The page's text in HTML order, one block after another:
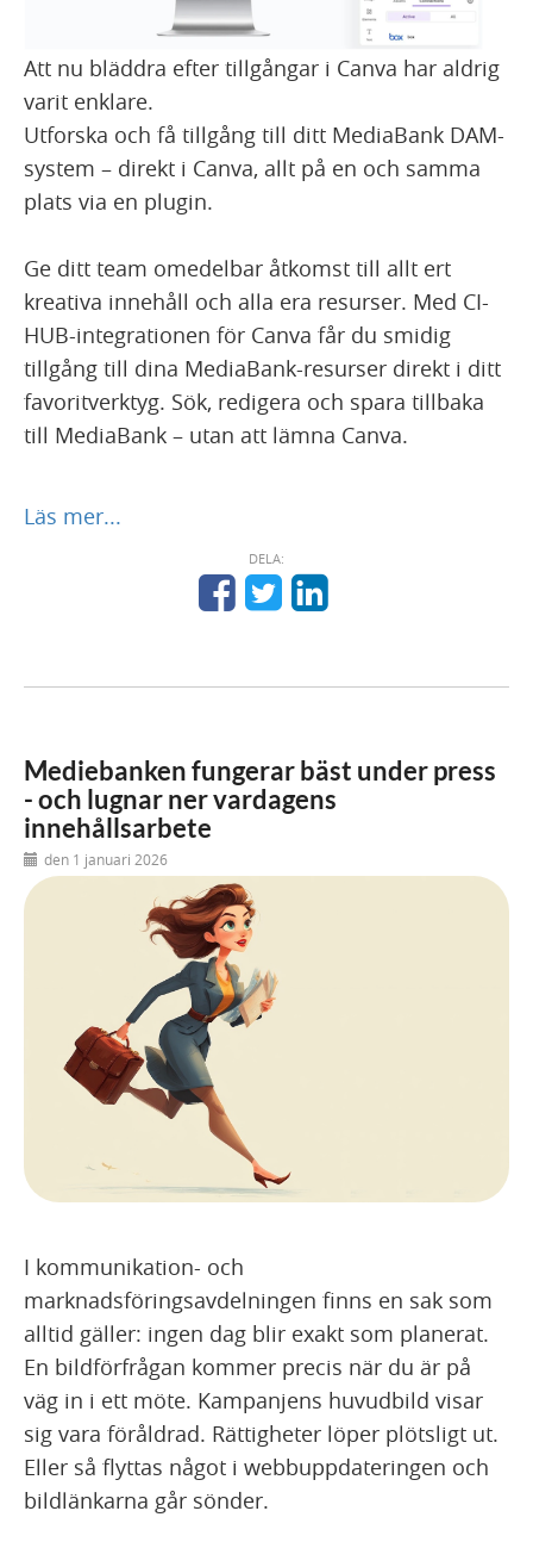
Att nu bläddra efter tillgångar i Canva har aldrig
varit enklare.
Utforska och få tillgång till ditt MediaBank DAM-
system – direkt i Canva, allt på en och samma
plats via en plugin.
Ge ditt team omedelbar åtkomst till allt ert
kreativa innehåll och alla era resurser. Med CI-
HUB-integrationen för Canva får du smidig
tillgång till dina MediaBank-resurser direkt i ditt
favoritverktyg. Sök, redigera och spara tillbaka
till MediaBank – utan att lämna Canva.
Läs mer...
DELA:
Mediebanken fungerar bäst under press
- och lugnar ner vardagens
innehållsarbete
den 1 januari 2026
I kommunikation- och
marknadsföringsavdelningen finns en sak som
alltid gäller: ingen dag blir exakt som planerat.
En bildförfrågan kommer precis när du är på
väg in i ett möte. Kampanjens huvudbild visar
sig vara föråldrad. Rättigheter löper plötsligt ut.
Eller så flyttas något i webbuppdateringen och
bildlänkarna går sönder.